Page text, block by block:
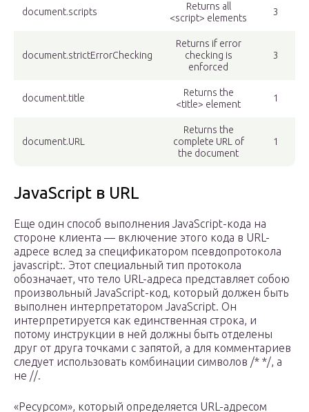
document.scripts
Returns all
<script> elements
3
document.strictErrorChecking
Returns if error
checking is
enforced
3
document.title
Returns the
<title> element
1
document.URL
Returns the
complete URL of
the document
1
JavaScript в URL
Еще один способ выполнения JavaScript-кода на
стороне клиента — включение этого кода в URL-
адресе вслед за спецификатором псевдопротокола
javascript:. Этот специальный тип протокола
обозначает, что тело URL-адреса представляет собою
произвольный JavaScript-код, который должен быть
выполнен интерпретатором JavaScript. Он
интерпретируется как единственная строка, и
потому инструкции в ней должны быть отделены
друг от друга точками с запятой, а для комментариев
следует использовать комбинации символов /* */, а
не //.
«Ресурсом», который определяется URL-адресом